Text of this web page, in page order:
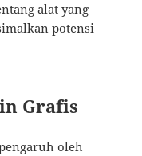
alat yang
potensi
Grafis
oleh